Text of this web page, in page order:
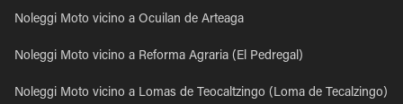
Noleggi Moto vicino a Ocuilan de Arteaga
Noleggi Moto vicino a Reforma Agraria (El Pedregal)
Noleggi Moto vicino a Lomas de Teocaltzingo (Loma de Tecalzingo)